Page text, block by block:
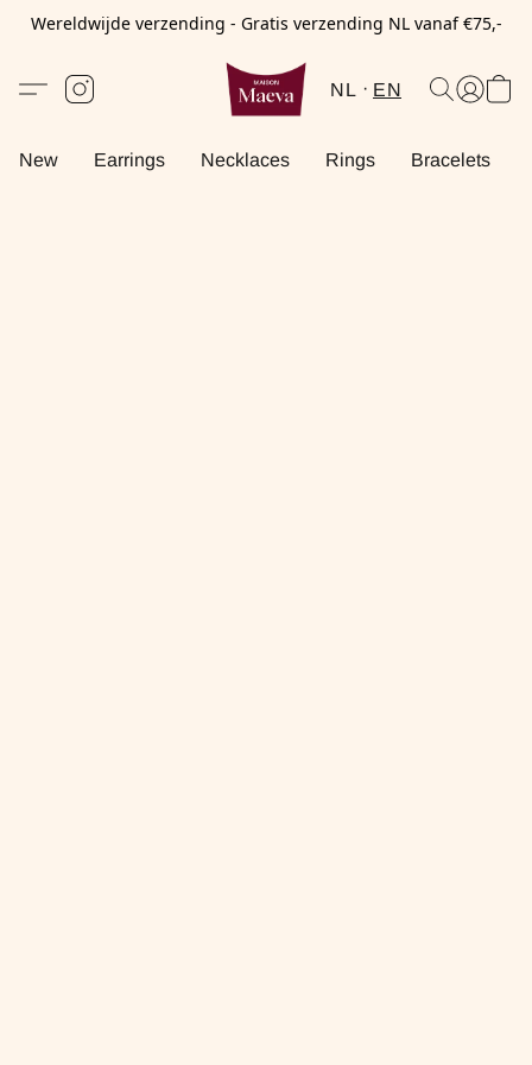
Wereldwijde verzending - Gratis verzending NL vanaf €75,-
NL EN
New Earrings Necklaces Rings Bracelets